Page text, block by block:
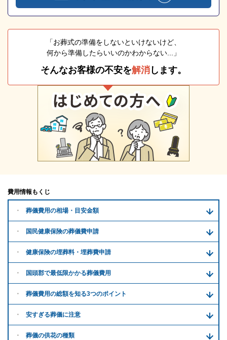
「お葬式の準備をしないといけないけど、
何から準備したらいいのかわからない...」
そんなお客様の不安を解消 します。
費用情報もくじ
葬儀費用の相場・目安金額
国民健康保険の葬儀費申請
健康保険の埋葬料・ 埋葬費申請
国頭郡で最低限かかる葬儀費用
葬儀費用の総額を知る3つのポイント
安すぎる葬儀に注意
葬儀の供花の種類